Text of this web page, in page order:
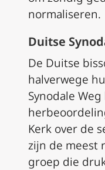
normaliseren.
Duitse
De Duitse
halverwege
Synodale
Kerk over de
zijn de meest
groep die